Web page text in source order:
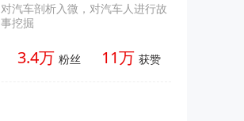
对汽车剖析入微，对汽车人进行故
事挖掘
3.4万 粉丝 11万 获赞